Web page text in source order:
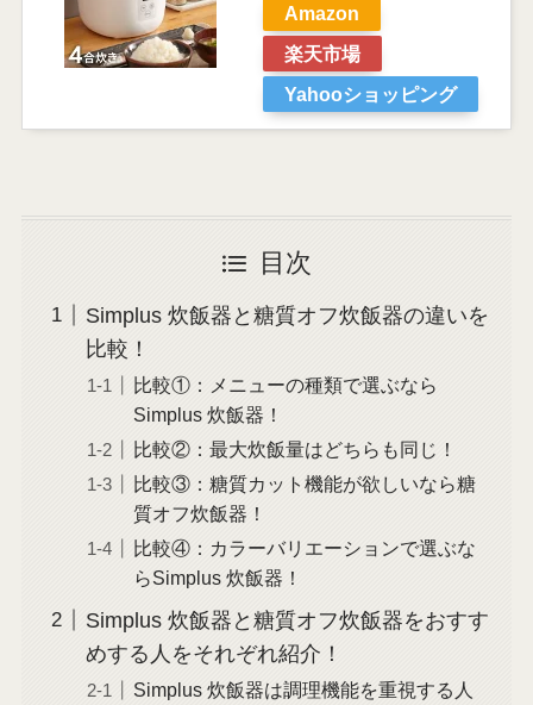
Amazon
楽天市場
Yahooショッピング
目次
Simplus 炊飯器と糖質オフ炊飯器の違いを
比較！
比較①：メニューの種類で選ぶなら
Simplus 炊飯器！
比較②：最大炊飯量はどちらも同じ！
比較③：糖質カット機能が欲しいなら糖
質オフ炊飯器！
比較④：カラーバリエーションで選ぶな
らSimplus 炊飯器！
Simplus 炊飯器と糖質オフ炊飯器をおすす
めする人をそれぞれ紹介！
Simplus 炊飯器は調理機能を重視する人